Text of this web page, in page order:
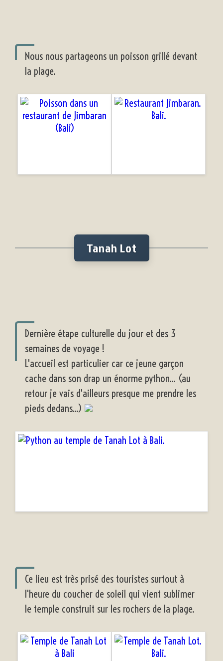
Nous nous partageons un poisson grillé devant
la plage.
Tanah Lot
Dernière étape culturelle du jour et des 3
semaines de voyage !
L'accueil est particulier car ce jeune garçon
cache dans son drap un énorme python... (au
retour je vais d'ailleurs presque me prendre les
pieds dedans...)
Ce lieu est très prisé des touristes surtout à
l'heure du coucher de soleil qui vient sublimer
le temple construit sur les rochers de la plage.